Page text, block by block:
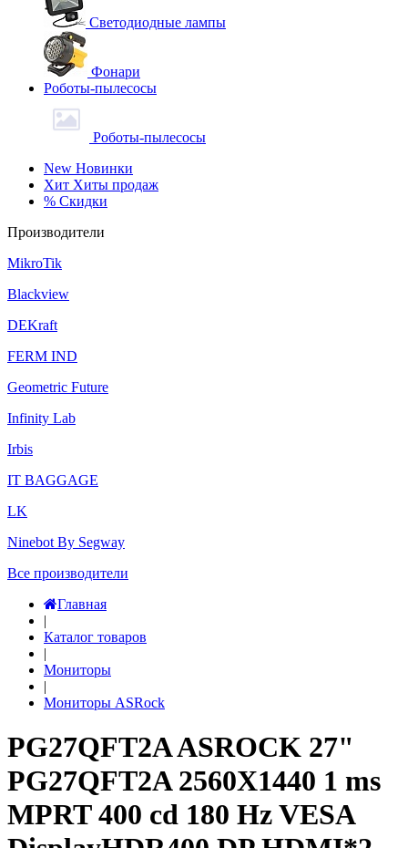
Светодиодные лампы
Фонари
Роботы-пылесосы
Роботы-пылесосы
New Новинки
Хит Хиты продаж
% Скидки
Производители
MikroTik
Blackview
DEKraft
FERM IND
Geometric Future
Infinity Lab
Irbis
IT BAGGAGE
LK
Ninebot By Segway
Все производители
Главная
|
Каталог товаров
|
Мониторы
|
Мониторы ASRock
PG27QFT2A ASROCK 27"
PG27QFT2A 2560X1440 1 ms
MPRT 400 cd 180 Hz VESA